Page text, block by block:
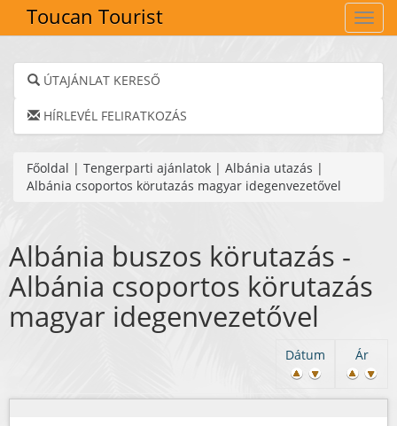
Toucan Tourist
ÚTAJÁNLAT KERESŐ
HÍRLEVÉL FELIRATKOZÁS
Főoldal | Tengerparti ajánlatok | Albánia utazás |
Albánia csoportos körutazás magyar idegenvezetővel
Albánia buszos körutazás -
Albánia csoportos körutazás
magyar idegenvezetővel
Ár
Dátum